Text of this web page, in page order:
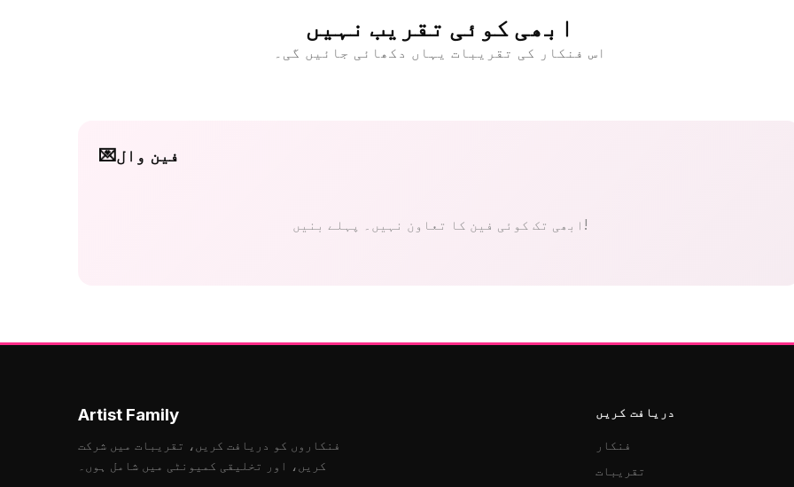
ابھی کوئی تقریب نہیں
اس فنکار کی تقریبات یہاں دکھائی جائیں گی۔
💌فین وال
ابھی تک کوئی فین کا تعاون نہیں۔ پہلے بنیں!
Artist Family
فنکاروں کو دریافت کریں، تقریبات میں شرکت
کریں، اور تخلیقی کمیونٹی میں شامل ہوں۔
دریافت کریں
فنکار
تقریبات